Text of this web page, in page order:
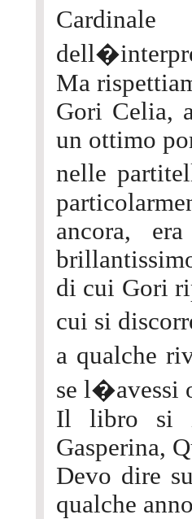
Ma
Gori Celia,
un ottimo
nelle
ancora,
di cui Gori
cui si
a qualche
se l�avessi
Il libro si
Gasperina,
Devo dire
qualche